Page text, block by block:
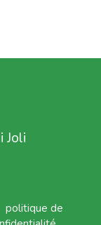
Joli
politique de